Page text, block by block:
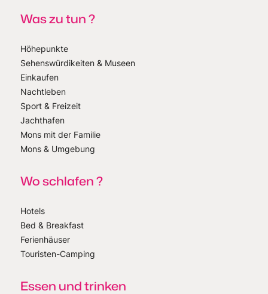
Was zu tun ?
Höhepunkte
Sehenswürdikeiten & Museen
Einkaufen
Nachtleben
Sport & Freizeit
Jachthafen
Mons mit der Familie
Mons & Umgebung
Wo schlafen ?
Hotels
Bed & Breakfast
Ferienhäuser
Touristen-Camping
Essen und trinken